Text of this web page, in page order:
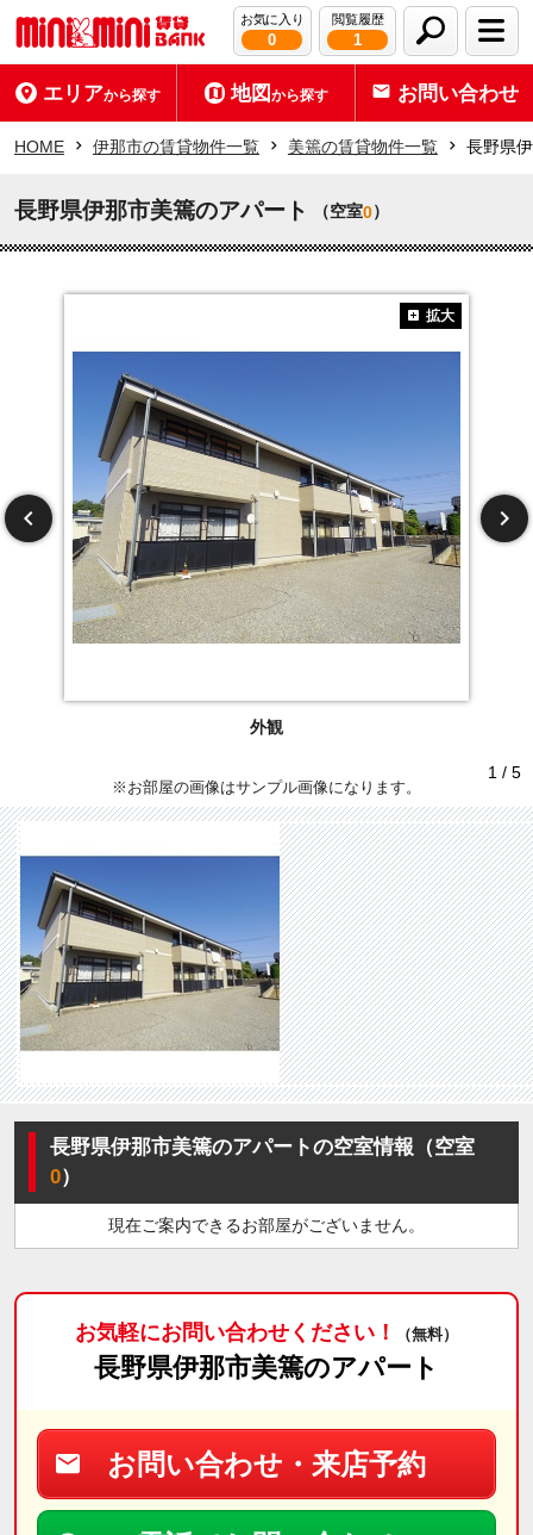
お気に入り
0
閲覧履歴
1
エリアから探す 地図から探す お問い合わせ
HOME 伊那市の賃貸物件一覧 美篶の賃貸物件一覧 長野県
長野県伊那市美篶のアパート （空室0）
外観
拡大
1 / 5
※お部屋の画像はサンプル画像になります。
長野県伊那市美篶のアパートの空室情報（空室
0）
現在ご案内できるお部屋がございません。
お気軽にお問い合わせください！ （無料）
長野県伊那市美篶のアパート
お問い合わせ・来店予約